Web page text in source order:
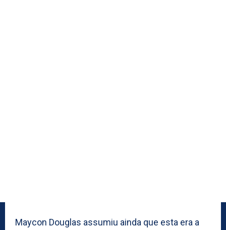
Maycon Douglas assumiu ainda que esta era a